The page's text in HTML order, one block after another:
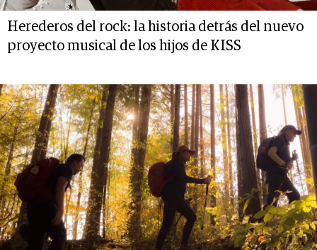
Herederos del rock: la historia detrás del nuevo
proyecto musical de los hijos de KISS